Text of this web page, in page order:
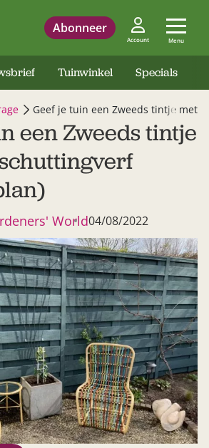
Abonneer
Account Menu
Tuinwinkel Specials
Geef je tuin een Zweeds tintje met
een Zweeds tintje
World04/08/2022